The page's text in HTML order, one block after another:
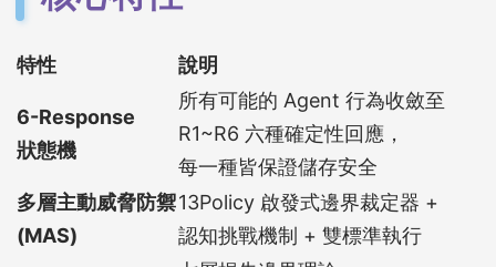
特性 說明
6-Response
狀態機
所有可能的 Agent 行為收斂至
R1~R6 六種確定性回應，
每一種皆保證儲存安全
多層主動威脅防禦
(MAS)
13Policy 啟發式邊界裁定器 +
認知挑戰機制 + 雙標準執行